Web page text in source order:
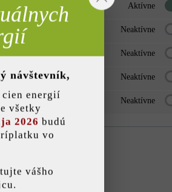
Nájdite
Aktívne
Neaktívne
Neaktívne
Neaktívne
Neaktívne
návštevník,
energií
všetky
2026 budú
vo
vášho